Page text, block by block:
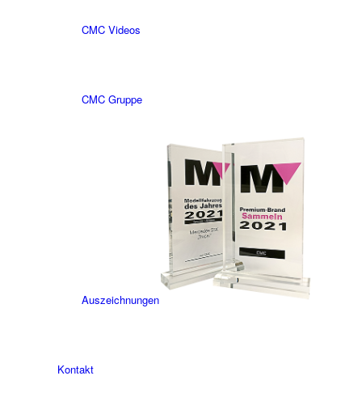
CMC Videos
CMC Gruppe
Auszeichnungen
Kontakt